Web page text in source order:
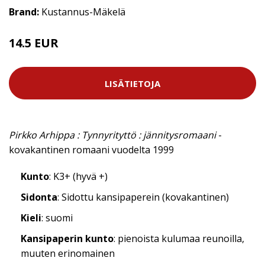
Brand: Kustannus-Mäkelä
14.5 EUR
LISÄTIETOJA
Pirkko Arhippa : Tynnyrityttö : jännitysromaani-
kovakantinen romaani vuodelta 1999
Kunto: K3+ (hyvä +)
Sidonta: Sidottu kansipaperein (kovakantinen)
Kieli: suomi
Kansipaperin kunto: pienoista kulumaa reunoilla,
muuten erinomainen